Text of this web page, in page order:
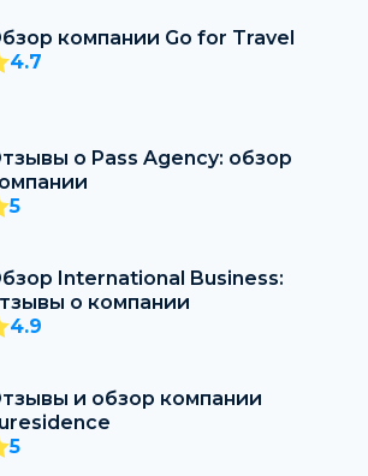
компании Go for Travel
4.7
о Pass Agency: обзор
5
International Business:
о компании
4.9
и обзор компании
5